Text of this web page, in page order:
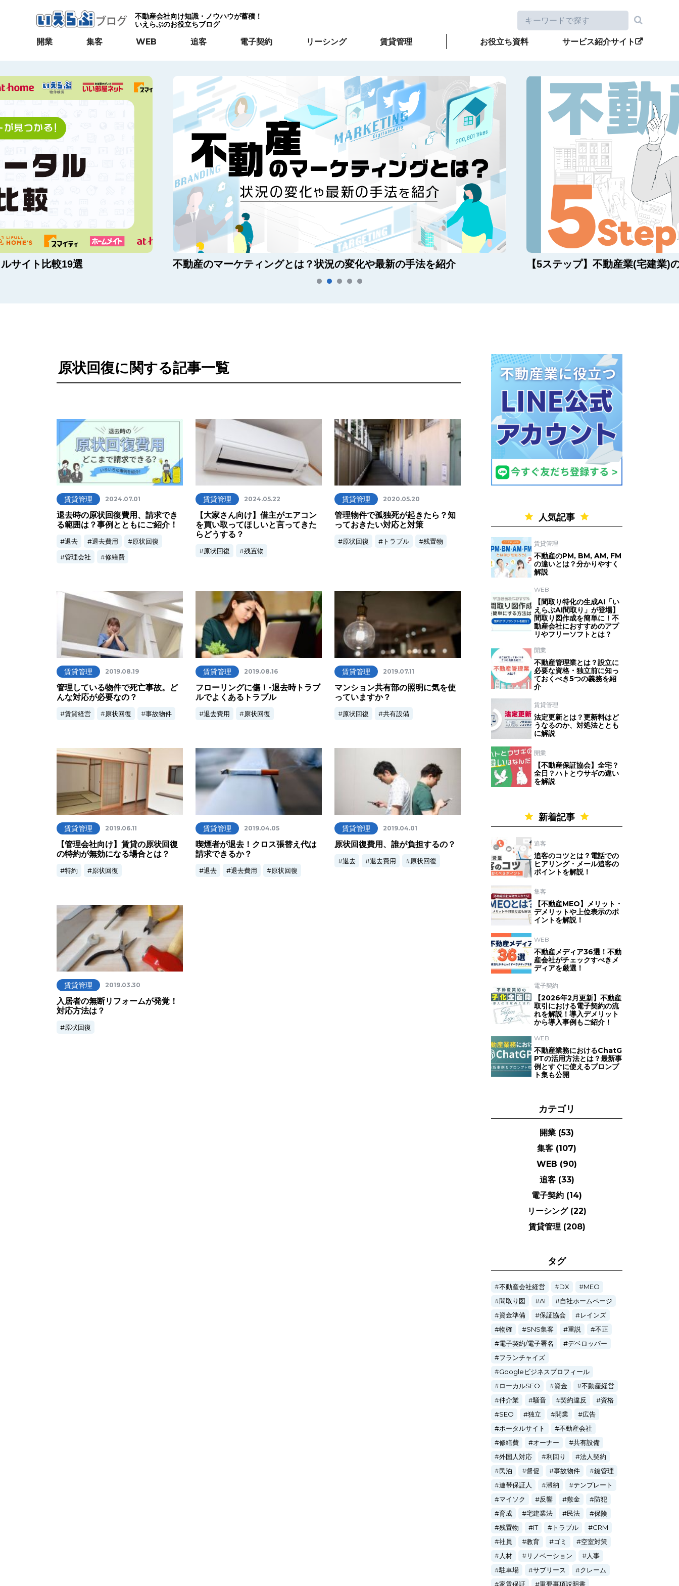
不動産会社向け知識・ノウハウが蓄積！
いえらぶのお役立ちブログ
開業 集客 WEB 追客 電子契約 リーシング 賃貸管理 お役立ち資料 サービス紹介サイト
サイト比較19選 不動産のマーケティングとは？状況の変化や最新の手法を紹介 【5ステップ】不動産業(宅建業)
原状回復に関する記事一覧
賃貸管理 2024.07.01
退去時の原状回復費用、請求でき
る範囲は？事例とともにご紹介！
退去 退去費用
原状回復
管理会社
修繕費
賃貸管理 2024.05.22
【大家さん向け】借主がエアコン
を買い取ってほしいと言ってきた
らどうする？
原状回復 残置物
賃貸管理 2020.05.20
管理物件で孤独死が起きたら？知
っておきたい対応と対策
原状回復 トラブル 残置物
賃貸管理 2019.08.19
管理している物件で死亡事故。ど
んな対応が必要なの？
賃貸経営 原状回復 事故物件
賃貸管理 2019.08.16
フローリングに傷！-退去時トラブ
ルでよくあるトラブル
退去費用 原状回復
賃貸管理 2019.07.11
マンション共有部の照明に気を使
っていますか？
原状回復 共有設備
賃貸管理 2019.06.11
【管理会社向け】賃貸の原状回復
の特約が無効になる場合とは？
特約 原状回復
賃貸管理 2019.04.05
喫煙者が退去！クロス張替え代は
請求できるか？
退去 退去費用 原状回復
賃貸管理 2019.04.01
原状回復費用、誰が負担するの？
退去 退去費用 原状回復
賃貸管理 2019.03.30
入居者の無断リフォームが発覚！
対応方法は？
原状回復
人気記事
賃貸管理
不動産のPM, BM, AM, FM
の違いとは？分かりやすく
解説
WEB
【間取り特化の生成AI「い
えらぶAI間取り」が登場】
間取り図作成を簡単に！不
動産会社におすすめのアプ
リやフリーソフトとは？
開業
不動産管理業とは？設立に
必要な資格・独立前に知っ
ておくべき5つの義務を紹
介
賃貸管理
法定更新とは？更新料はど
うなるのか、対処法ととも
に解説
開業
【不動産保証協会】全宅？
全日？ハトとウサギの違い
を解説
新着記事
追客
追客のコツとは？電話での
ヒアリング・メール追客の
ポイントを解説！
集客
【不動産MEO】メリット・
デメリットや上位表示のポ
イントを解説！
WEB
不動産メディア36選！不動
産会社がチェックすべきメ
ディアを厳選！
電子契約
【2026年2月更新】不動産
取引における電子契約の流
れを解説！導入デメリット
から導入事例もご紹介！
WEB
不動産業務におけるChatG
PTの活用方法とは？最新事
例とすぐに使えるプロンプ
ト集も公開
カテゴリ
開業 (53)
集客 (107)
WEB (90)
追客 (33)
電子契約 (14)
リーシング (22)
賃貸管理 (208)
タグ
不動産会社経営 DX
MEO
間取り図
AI
自社ホームページ
資金準備
保証協会
レインズ
物確
SNS集客 重説
不正
電子契約/電子署名
デベロッパー
フランチャイズ
Googleビジネスプロフィール
ローカルSEO
資金
不動産経営
仲介業
騒音 契約違反
資格
SEO
独立 開業
広告
ポータルサイト
不動産会社
修繕費
オーナー
共有設備
外国人対応
利回り
法人契約
民泊
督促 事故物件
鍵管理
連帯保証人
滞納
テンプレート
マイソク
反響 敷金
防犯
育成
宅建業法 民法
保険
残置物
IT トラブル
CRM
社員
教育 ゴミ
空室対策
人材
リノベーション
人事
駐車場
サブリース
クレーム
家賃保証
重要事項説明書